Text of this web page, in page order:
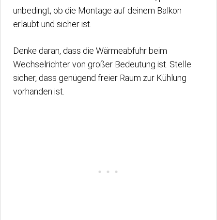
unbedingt, ob die Montage auf deinem Balkon
erlaubt und sicher ist.
Denke daran, dass die Wärmeabfuhr beim
Wechselrichter von großer Bedeutung ist. Stelle
sicher, dass genügend freier Raum zur Kühlung
vorhanden ist.